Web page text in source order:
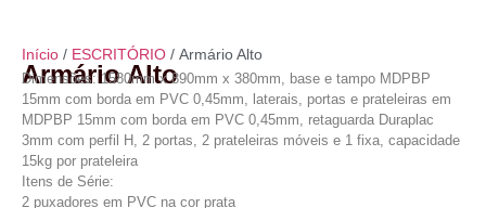
Início / ESCRITÓRIO / Armário Alto
Armário Alto
Dimensões: 1580mm x 890mm x 380mm, base e tampo MDPBP
15mm com borda em PVC 0,45mm, laterais, portas e prateleiras em
MDPBP 15mm com borda em PVC 0,45mm, retaguarda Duraplac
3mm com perfil H, 2 portas, 2 prateleiras móveis e 1 fixa, capacidade
15kg por prateleira
Itens de Série:
2 puxadores em PVC na cor prata